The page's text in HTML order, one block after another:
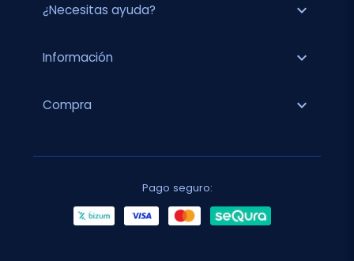
¿Necesitas ayuda? expand_more
Información expand_more
Compra expand_more
Pago seguro: